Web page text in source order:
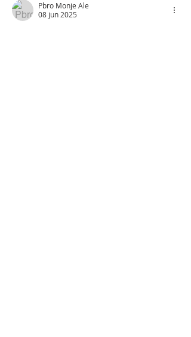
Pbro Monje Ale
08 jun 2025